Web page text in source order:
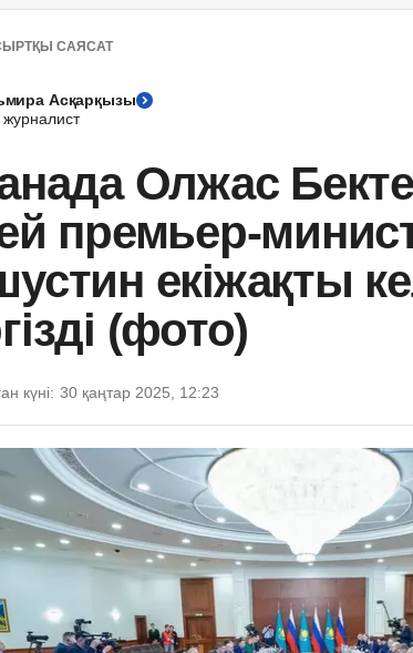
САЯСАТ
Асқарқызы
журналист
Олжас
премьер-
екіжақты
(фото)
күні: 30 қаңтар 2025, 12:23